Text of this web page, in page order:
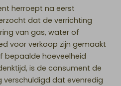
herroept na eerst
dat de verrichting
van gas, water of
voor verkoop zijn gemaakt
bepaalde hoeveelheid
is de consument de
verschuldigd dat evenredig